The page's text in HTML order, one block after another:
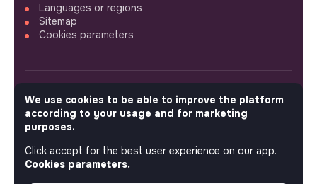
Languages or regions
Sitemap
Cookies parameters
FOLLOW US
© 2026 jobs that makesense.
We use cookies to be able to improve the platform
according to your usage and for marketing
purposes.
Click accept for the best user experience on our app.
Cookies parameters.